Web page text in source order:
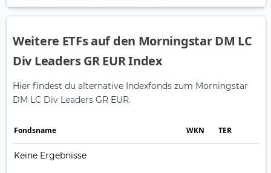
Weitere ETFs auf den Morningstar DM LC
Div Leaders GR EUR Index
Hier findest du alternative Indexfonds zum Morningstar
DM LC Div Leaders GR EUR.
Fonds­name WKN TER
Keine Ergebnisse